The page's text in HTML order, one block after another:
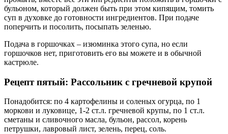
бульоном, который должен быть при этом кипящим, томить
суп в духовке до готовности ингредиентов. При подаче
поперчить и посолить, посыпать зеленью.
Подача в горшочках – изюминка этого супа, но если
горшочков нет, приготовить его вы можете и в обычной
кастрюле.
Рецепт пятый: Рассольник с гречневой крупой
Понадобится: по 4 картофелины и соленых огурца, по 1
моркови и луковице, 1-2 ст.л. гречневой крупы, по 1 ст.л.
сметаны и сливочного масла, бульон, рассол, корень
петрушки, лавровый лист, зелень, перец, соль.